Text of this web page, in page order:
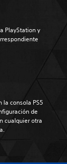
PlayStation y
la consola PS5
de
cualquier otra